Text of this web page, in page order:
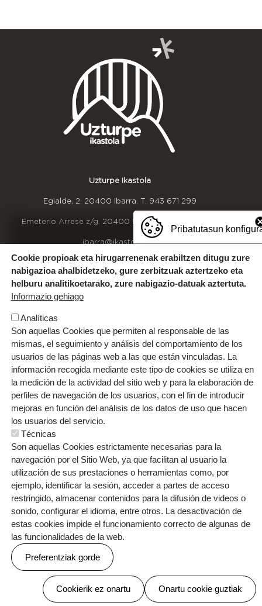
Uzturpe Ikastola
Egialde, 2. 20400 Ibarra. T. 943 671 299
Emeterio Arrese z/g. 20400 Ibarra. T.
ibarra@ikastola.eus
OINEKO INFORMAZIOA
Bizikidetza taldearekin harremanetan jarri
(bizikidetza@uzturpe.eus)
Orri-oina Contacto
Testu-legalak
Cookien politika Pribatutasun politika
Webgune hau Ikastolen Elkarteak garatu du
Pribatutasun
Cookie propioak eta hirugarrenenak erabiltzen ditugu zure
nabigazioa ahalbidetzeko, gure zerbitzuak aztertzeko eta
helburu analitikoetarako, zure nabigazio-datuak aztertuta.
Informazio gehiago
Analíticas
Son aquellas Cookies que permiten al responsable de las
mismas, el seguimiento y análisis del comportamiento de los
usuarios de las páginas web a las que están vinculadas. La
información recogida mediante este tipo de cookies se utiliza en
la medición de la actividad del sitio web y para la elaboración de
perfiles de navegación de los usuarios, con el fin de introducir
mejoras en función del análisis de los datos de uso que hacen
los usuarios del servicio.
Técnicas
Son aquellas Cookies estrictamente necesarias para la
navegación por el Sitio Web, ya que facilitan al usuario la
utilización de sus prestaciones o herramientas como, por
ejemplo, identificar la sesión, acceder a partes de acceso
restringido, almacenar contenidos para la difusión de videos o
sonido, configurar el idioma, entre otros. La desactivación de
estas cookies impide el funcionamiento correcto de algunas de
las funcionalidades de la web.
Preferentziak gorde
Cookierik ez onartu Onartu cookie guztiak
Baimenak ezeztatu